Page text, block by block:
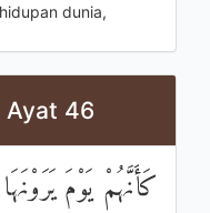
dunia,
Ayat 46
كَأَنَّهُمْ يَوْمَ